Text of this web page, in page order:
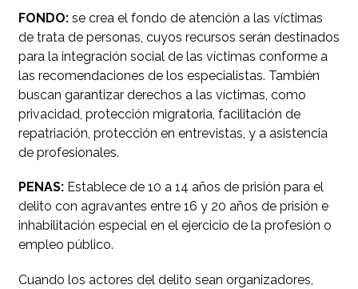
FONDO: se crea el fondo de atención a las víctimas
de trata de personas, cuyos recursos serán destinados
para la integración social de las víctimas conforme a
las recomendaciones de los especialistas. También
buscan garantizar derechos a las víctimas, como
privacidad, protección migratoria, facilitación de
repatriación, protección en entrevistas, y a asistencia
de profesionales.
PENAS: Establece de 10 a 14 años de prisión para el
delito con agravantes entre 16 y 20 años de prisión e
inhabilitación especial en el ejercicio de la profesión o
empleo público.
Cuando los actores del delito sean organizadores,